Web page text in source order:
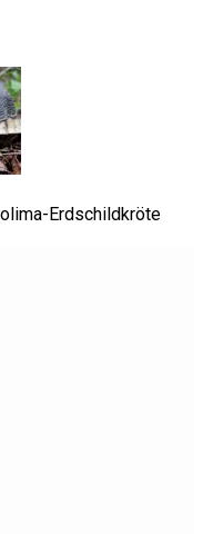
Erdschildkröte